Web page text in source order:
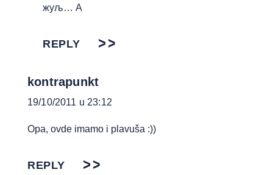
жуљ… А
REPLY
kontrapunkt
19/10/2011 u 23:12
Opa, ovde imamo i plavuša :))
REPLY